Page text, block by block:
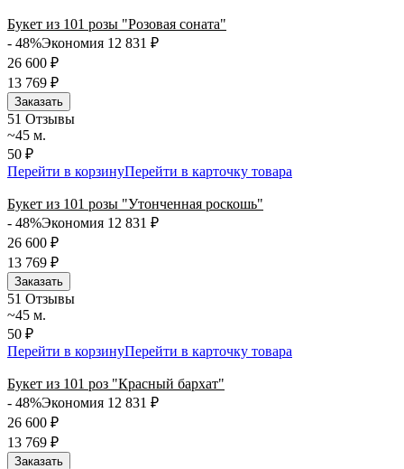
Букет из 101 розы "Розовая соната"
- 48%Экономия 12 831 ₽
26 600 ₽
13 769 ₽
Заказать
51 Отзывы
~45 м.
50 ₽
Перейти в корзинуПерейти в карточку товара
Букет из 101 розы "Утонченная роскошь"
- 48%Экономия 12 831 ₽
26 600 ₽
13 769 ₽
Заказать
51 Отзывы
~45 м.
50 ₽
Перейти в корзинуПерейти в карточку товара
Букет из 101 роз "Красный бархат"
- 48%Экономия 12 831 ₽
26 600 ₽
13 769 ₽
Заказать